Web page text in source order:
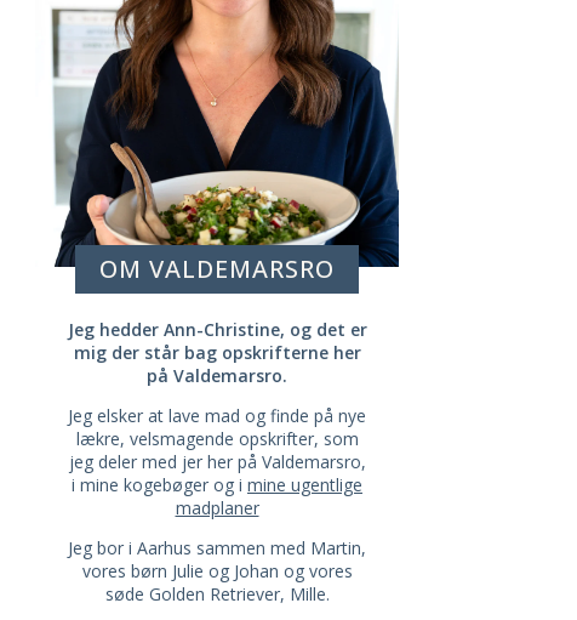
OM VALDEMARSRO
Jeg hedder Ann-Christine, og det er
mig der står bag opskrifterne her
på Valdemarsro.
Jeg elsker at lave mad og finde på nye
lækre, velsmagende opskrifter, som
jeg deler med jer her på Valdemarsro,
i mine kogebøger og i mine ugentlige
madplaner
Jeg bor i Aarhus sammen med Martin,
vores børn Julie og Johan og vores
søde Golden Retriever, Mille.